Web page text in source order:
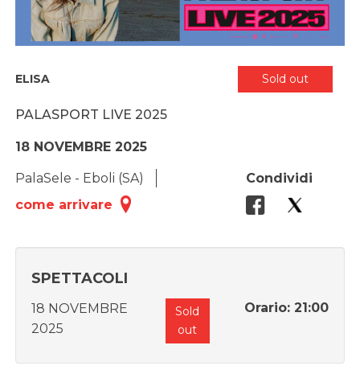
ELISA Sold out
PALASPORT LIVE 2025
18 NOVEMBRE 2025
PalaSele - Eboli (SA)
come arrivare
Condividi
SPETTACOLI
18 NOVEMBRE
2025
Sold
out
Orario: 21:00